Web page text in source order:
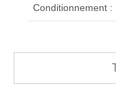
Conditionnement :